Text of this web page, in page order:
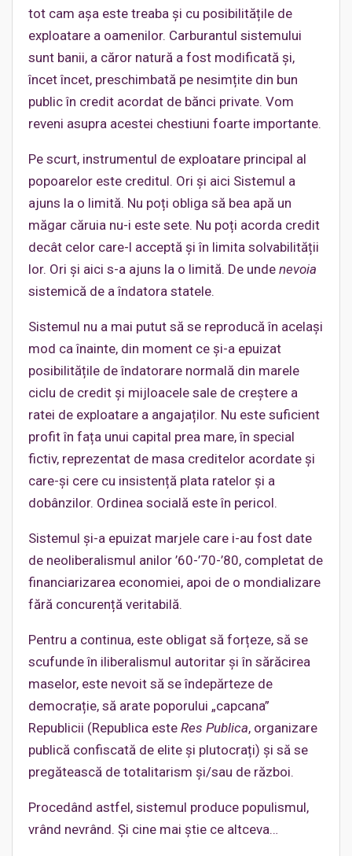
tot cam așa este treaba și cu posibilitățile de
exploatare a oamenilor. Carburantul sistemului
sunt banii, a căror natură a fost modificată și,
încet încet, preschimbată pe nesimțite din bun
public în credit acordat de bănci private. Vom
reveni asupra acestei chestiuni foarte importante.
Pe scurt, instrumentul de exploatare principal al
popoarelor este creditul. Ori și aici Sistemul a
ajuns la o limită. Nu poți obliga să bea apă un
măgar căruia nu-i este sete. Nu poți acorda credit
decât celor care-l acceptă și în limita solvabilității
lor. Ori și aici s-a ajuns la o limită. De unde nevoia
sistemică de a îndatora statele.
Sistemul nu a mai putut să se reproducă în același
mod ca înainte, din moment ce și-a epuizat
posibilitățile de îndatorare normală din marele
ciclu de credit și mijloacele sale de creștere a
ratei de exploatare a angajaților. Nu este suficient
profit în fața unui capital prea mare, în special
fictiv, reprezentat de masa creditelor acordate și
care-și cere cu insistență plata ratelor și a
dobânzilor. Ordinea socială este în pericol.
Sistemul și-a epuizat marjele care i-au fost date
de neoliberalismul anilor ’60-’70-’80, completat de
financiarizarea economiei, apoi de o mondializare
fără concurență veritabilă.
Pentru a continua, este obligat să forțeze, să se
scufunde în iliberalismul autoritar și în sărăcirea
maselor, este nevoit să se îndepărteze de
democrație, să arate poporului „capcana”
Republicii (Republica este Res Publica, organizare
publică confiscată de elite și plutocrați) și să se
pregătească de totalitarism și/sau de război.
Procedând astfel, sistemul produce populismul,
vrând nevrând. Și cine mai știe ce altceva…